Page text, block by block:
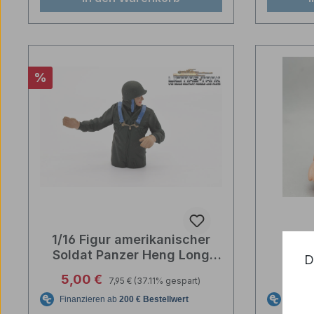
Rabatt
%
1/16 Figur amerikanischer
Soldat Panzer Heng Long
Verkaufspreis:
5,00 € Regulärer Preis:
7,95 € (37.11% gespart)